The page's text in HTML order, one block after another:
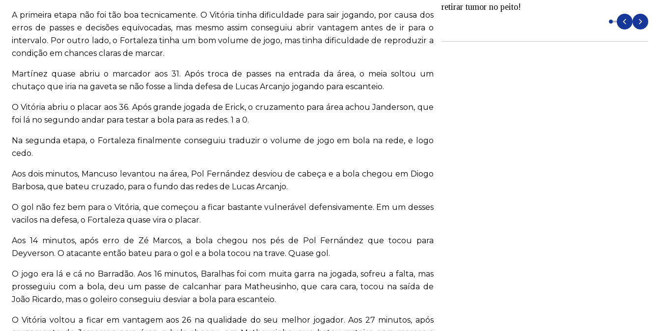
A primeira etapa não foi tão boa tecnicamente. O Vitória tinha dificuldade para sair jogando, por causa dos
erros de passes e decisões equivocadas, mas mesmo assim conseguiu abrir vantagem antes de ir para o
intervalo. Por outro lado, o Fortaleza tinha um bom volume de jogo, mas tinha dificuldade de reproduzir a
condição em chances claras de marcar.
Martínez quase abriu o marcador aos 31. Após troca de passes na entrada da área, o meia soltou um
chutaço que iria na gaveta se não fosse a linda defesa de Lucas Arcanjo jogando para escanteio.
O Vitória abriu o placar aos 36. Após grande jogada de Erick, o cruzamento para área achou Janderson, que
foi lá no segundo andar para testar a bola para as redes. 1 a 0.
Na segunda etapa, o Fortaleza finalmente conseguiu traduzir o volume de jogo em bola na rede, e logo
cedo.
Aos dois minutos, Mancuso levantou na área, Pol Fernández desviou de cabeça e a bola chegou em Diogo
Barbosa, que bateu cruzado, para o fundo das redes de Lucas Arcanjo.
O gol não fez bem para o Vitória, que começou a ficar bastante vulnerável defensivamente. Em um desses
vacilos na defesa, o Fortaleza quase vira o placar.
Aos 14 minutos, após erro de Zé Marcos, a bola chegou nos pés de Pol Fernández que tocou para
Deyverson. O atacante então bateu para o gol e a bola tocou na trave. Quase gol.
O jogo era lá e cá no Barradão. Aos 16 minutos, Baralhas foi com muita garra na jogada, sofreu a falta, mas
prosseguiu com a bola, deu um passe de calcanhar para Matheusinho, que cara cara, tocou na saída de
João Ricardo, mas o goleiro conseguiu desviar a bola para escanteio.
O Vitória voltou a ficar em vantagem aos 26 na qualidade do seu melhor jogador. Aos 27 minutos, após
retirar tumor no peito!